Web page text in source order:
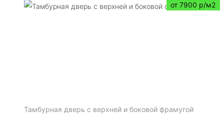
от 7900 р/м2
Тамбурная дверь с верхней и боковой фрамугой